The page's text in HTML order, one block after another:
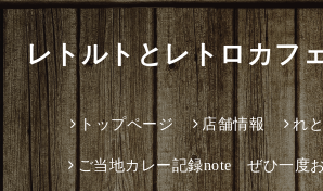
レトルトとレトロカフ
トップページ 店舗情報 れ
ご当地カレー記録note ぜひ一度